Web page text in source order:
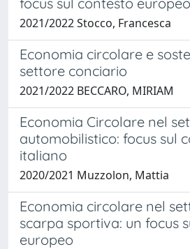
2021/2022 Stocco, Francesca
Economia circolare e
settore conciario
2021/2022 BECCARO, MIRIAM
Economia Circolare nel
automobilistico: focus sul
italiano
2020/2021 Muzzolon, Mattia
Economia circolare nel
scarpa sportiva: un focus
europeo